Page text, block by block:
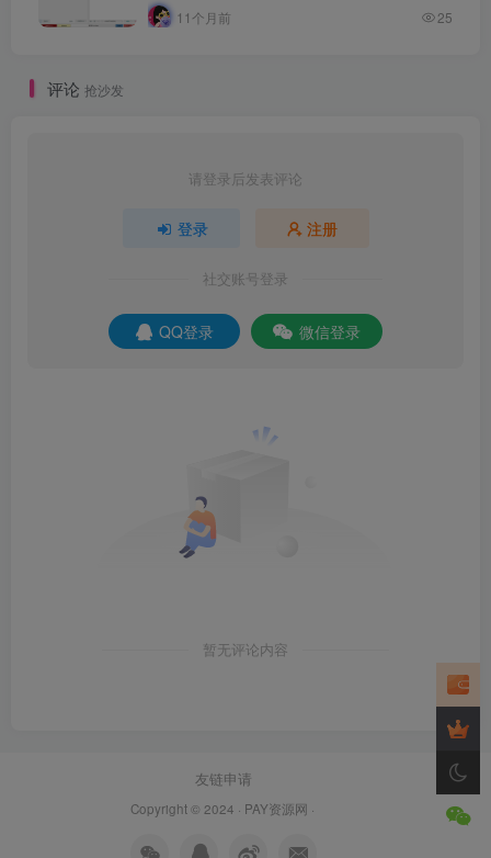
11个月前 25
评论 抢沙发
请登录后发表评论
登录 注册
社交账号登录
QQ登录 微信登录
暂无评论内容
友链申请
Copyright © 2024 · PAY资源网 ·